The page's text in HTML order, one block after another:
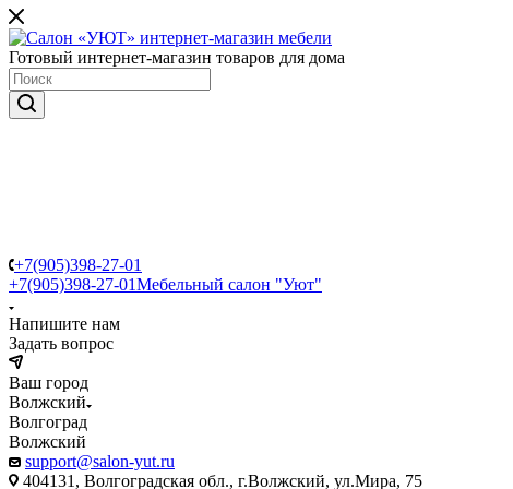
Готовый интернет-магазин товаров для дома
+7(905)398-27-01
+7(905)398-27-01Мебельный салон "Уют"
Напишите нам
Задать вопрос
Ваш город
Волжский
Волгоград
Волжский
support@salon-yut.ru
404131, Волгоградская обл., г.Волжский, ул.Мира, 75